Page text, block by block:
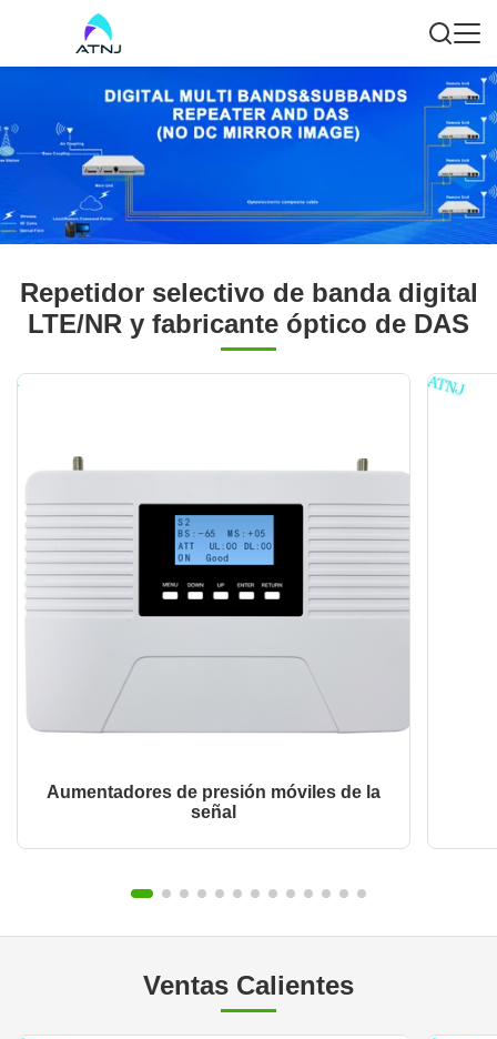
Repetidor selectivo de banda digital
LTE/NR y fabricante óptico de DAS
Aumentadores de presión móviles de la
señal
Ventas Calientes